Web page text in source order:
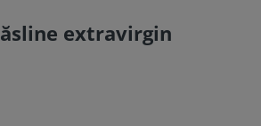
extravirgin